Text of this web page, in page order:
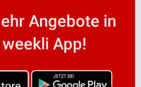
Angebote in
App!